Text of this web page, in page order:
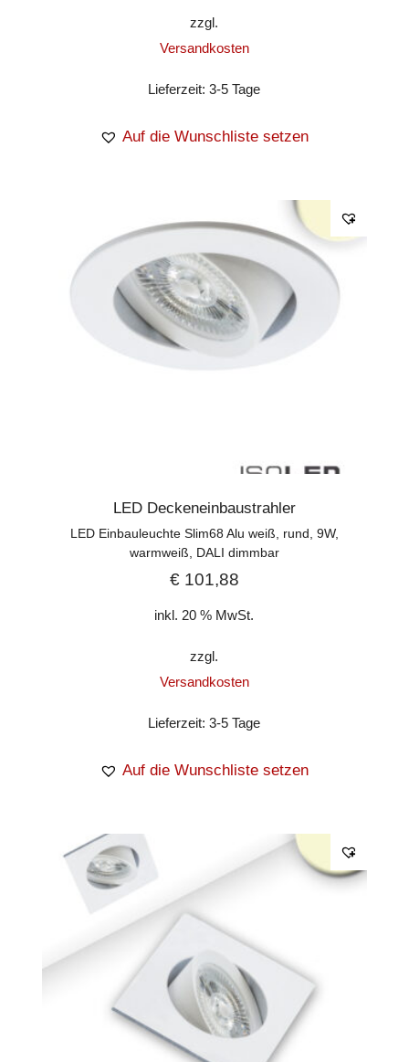
zzgl.
Versandkosten
Lieferzeit:3-5 Tage
Auf die Wunschliste setzen
LED Deckeneinbaustrahler
LED Einbauleuchte Slim68 Alu weiß, rund, 9W,
warmweiß, DALI dimmbar
€101,88
inkl. 20 % MwSt.
zzgl.
Versandkosten
Lieferzeit:3-5 Tage
Auf die Wunschliste setzen